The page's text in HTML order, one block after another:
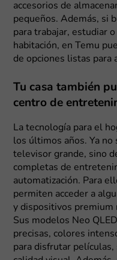
accesorios de
pequeños. Además, si
para trabajar, estudiar
habitación, en Temu
de opciones listas para
Tu casa también
centro de
La tecnología para el
los últimos años. Ya
televisor grande, sino
completas de
automatización. Para
permiten acceder a
y dispositivos premium
Sus modelos Neo
precisas, colores
para disfrutar películas,